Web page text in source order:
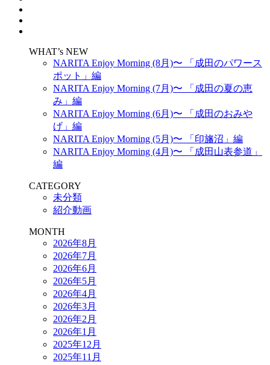
WHAT’s NEW
NARITA Enjoy Morning (8月)〜 「成田のパワース
ポット」編
NARITA Enjoy Morning (7月)〜 「成田の夏の恵
み」編
NARITA Enjoy Morning (6月)〜 「成田のおみや
げ」編
NARITA Enjoy Morning (5月)〜 「印旛沼」編
NARITA Enjoy Morning (4月)〜 「成田山表参道」
編
CATEGORY
未分類
紹介動画
MONTH
2026年8月
2026年7月
2026年6月
2026年5月
2026年4月
2026年3月
2026年2月
2026年1月
2025年12月
2025年11月